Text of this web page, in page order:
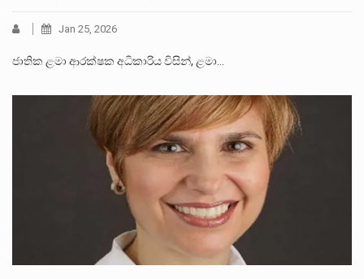
Jan 25, 2026
ජාතික ළමා ආරක්ෂක අධිකාරිය විසින්, ළමා…